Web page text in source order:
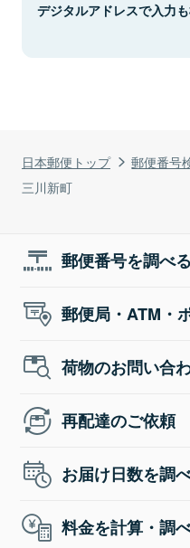
日本郵便トップ 郵便番号
三川新町
デジタルアドレスで入力も
郵便番号を調べる
郵便局・ATM・
荷物のお問い合
再配達のご依頼
お届け日数を調
料金を計算・調